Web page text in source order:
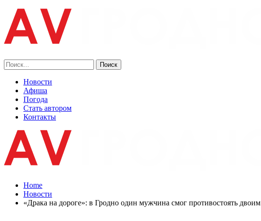
Новости
Афиша
Погода
Стать автором
Контакты
Home
Новости
«Драка на дороге»: в Гродно один мужчина смог противостоять двоим